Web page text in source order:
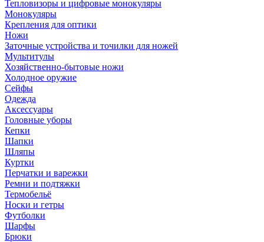
Тепловизоры и цифровые монокуляры
Монокуляры
Крепления для оптики
Ножи
Заточные устройства и точилки для ножей
Мультитулы
Хозяйственно-бытовые ножи
Холодное оружие
Сейфы
Одежда
Аксессуары
Головные уборы
Кепки
Шапки
Шляпы
Куртки
Перчатки и варежки
Ремни и подтяжки
Термобельё
Носки и гетры
Футболки
Шарфы
Брюки